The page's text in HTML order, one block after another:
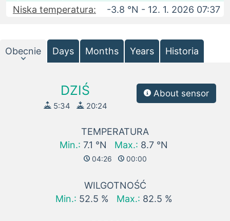
Niska temperatura:
-3.8 °N - 12. 1. 2026 07:37
Obecnie Days Months Years Historia
About sensor
DZIŚ
5:34 20:24
TEMPERATURA
Min.: 7.1 °N Max.: 8.7 °N
04:26 00:00
WILGOTNOŚĆ
Min.: 52.5 % Max.: 82.5 %